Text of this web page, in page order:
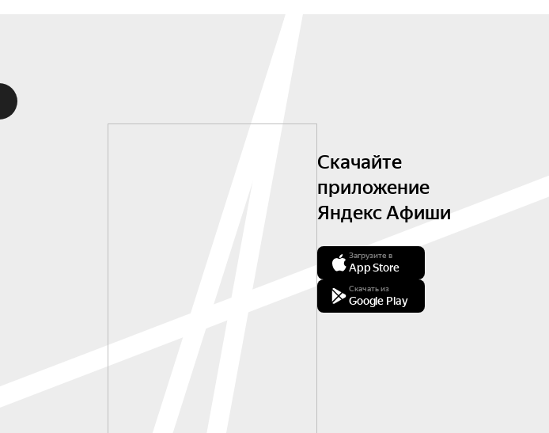
Скачайте
приложение
Яндекс Афиши
Загрузите в
App Store
Скачать из
Google Play